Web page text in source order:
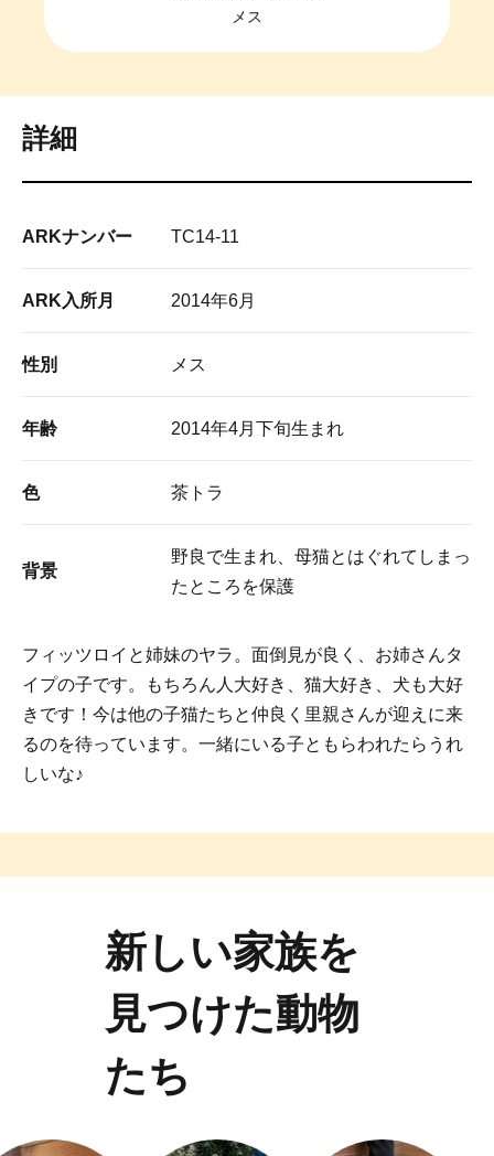
メス
詳細
ARKナンバー TC14-11
ARK入所月 2014年6月
性別 メス
年齢 2014年4月下旬生まれ
色 茶トラ
背景
野良で生まれ、母猫とはぐれてしまっ
たところを保護
フィッツロイと姉妹のヤラ。面倒見が良く、お姉さんタ
イプの子です。もちろん人大好き、猫大好き、犬も大好
きです！今は他の子猫たちと仲良く里親さんが迎えに来
るのを待っています。一緒にいる子ともらわれたらうれ
しいな♪
新しい家族を
見つけた動物
たち